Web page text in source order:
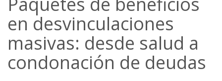
en desvinculaciones
masivas: desde salud a
condonación de deudas